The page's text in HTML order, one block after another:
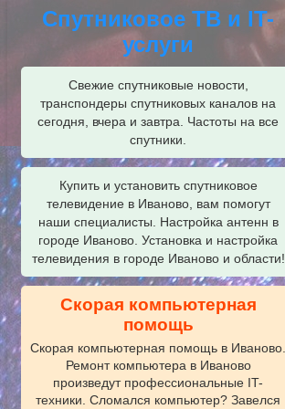
Спутниковое ТВ и IT-
услуги
Свежие спутниковые новости,
транспондеры спутниковых каналов на
сегодня, вчера и завтра. Частоты на все
спутники.
Купить и установить спутниковое
телевидение в Иваново, вам помогут
наши специалисты. Настройка антенн в
городе Иваново. Установка и настройка
телевидения в городе Иваново и области!
Скорая компьютерная
помощь
Скорая компьютерная помощь в Иваново.
Ремонт компьютера в Иваново
произведут профессиональные IT-
техники. Сломался компьютер? Завелся